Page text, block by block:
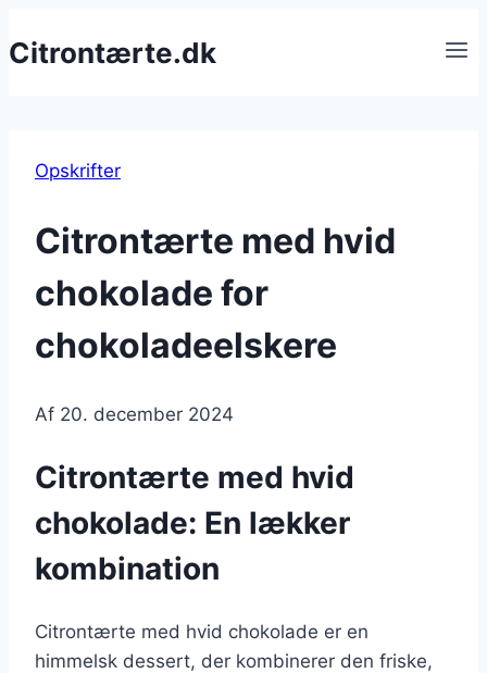
til
Citrontærte.dk
Opskrifter
Citrontærte med hvid
chokolade for
chokoladeelskere
Af 20. december 2024
Citrontærte med hvid
chokolade: En lækker
kombination
Citrontærte med hvid chokolade er en
himmelsk dessert, der kombinerer den friske,